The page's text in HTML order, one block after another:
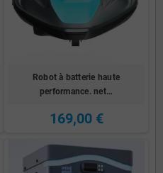
Robot à batterie haute
performance. net…
169,00 €